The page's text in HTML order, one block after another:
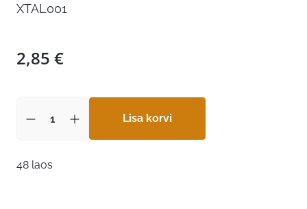
XTAL001
2,85 €
Lisa korvi
48 laos